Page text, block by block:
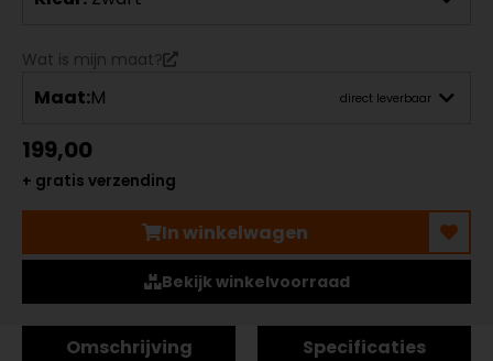
Wat is mijn maat?
Maat:M direct leverbaar
199,00
+ gratis verzending
In winkelwagen
Bekijk winkelvoorraad
Omschrijving Specificaties